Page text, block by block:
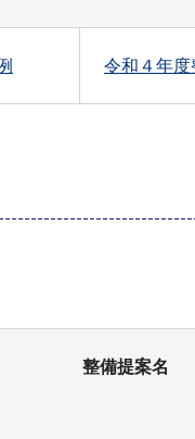
令和４年度
整備提案名